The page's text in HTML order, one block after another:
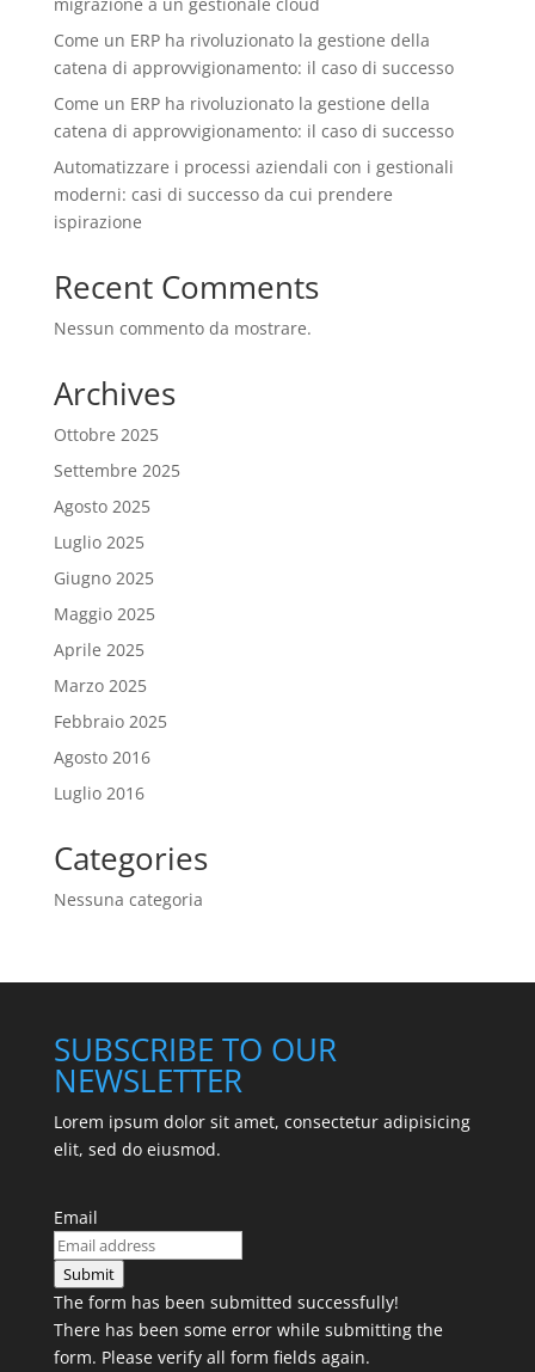
Come un ERP ha rivoluzionato la gestione della
catena di approvvigionamento: il caso di successo
Come un ERP ha rivoluzionato la gestione della
catena di approvvigionamento: il caso di successo
Automatizzare i processi aziendali con i gestionali
moderni: casi di successo da cui prendere
ispirazione
Recent Comments
Nessun commento da mostrare.
Archives
Ottobre 2025
Settembre 2025
Agosto 2025
Luglio 2025
Giugno 2025
Maggio 2025
Aprile 2025
Marzo 2025
Febbraio 2025
Agosto 2016
Luglio 2016
Categories
Nessuna categoria
SUBSCRIBE TO OUR
NEWSLETTER
Lorem ipsum dolor sit amet, consectetur adipisicing
elit, sed do eiusmod.
Email
Submit
The form has been submitted successfully!
There has been some error while submitting the
form. Please verify all form fields again.